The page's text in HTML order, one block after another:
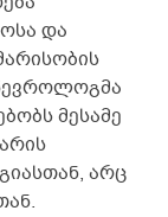
და
მესამე
არც